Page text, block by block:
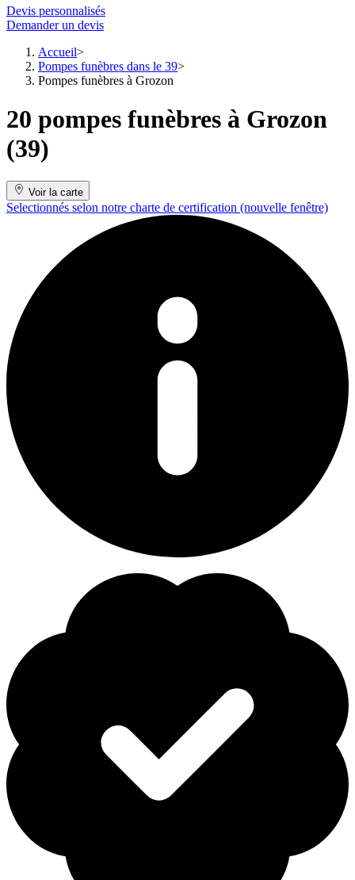
Devis personnalisés
Demander un devis
Accueil
Pompes funèbres dans le 39
Pompes funèbres à Grozon
20 pompes funèbres à Grozon
(39)
Voir la carte
Selectionnés selon notre charte de certification (nouvelle fenêtre)